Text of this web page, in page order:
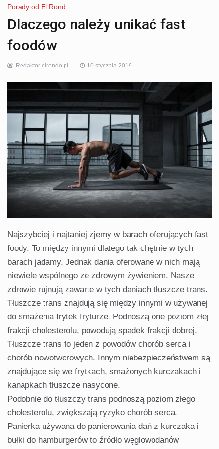
Porady od El Rond
Dlaczego należy unikać fast
foodów
Redaktor elrondo.pl 10 stycznia 2019
Najszybciej i najtaniej zjemy w barach oferujących fast
foody. To między innymi dlatego tak chętnie w tych
barach jadamy. Jednak dania oferowane w nich mają
niewiele wspólnego ze zdrowym żywieniem. Nasze
zdrowie rujnują zawarte w tych daniach tłuszcze trans.
Tłuszcze trans znajdują się między innymi w używanej
do smażenia frytek fryturze. Podnoszą one poziom złej
frakcji cholesterolu, powodują spadek frakcji dobrej.
Tłuszcze trans to jeden z powodów chorób serca i
chorób nowotworowych. Innym niebezpieczeństwem są
znajdujące się we frytkach, smażonych kurczakach i
kanapkach tłuszcze nasycone.
Podobnie do tłuszczy trans podnoszą poziom złego
cholesterolu, zwiększają ryzyko chorób serca.
Panierka używana do panierowania dań z kurczaka i
bułki do hamburgerów to źródło węglowodanów